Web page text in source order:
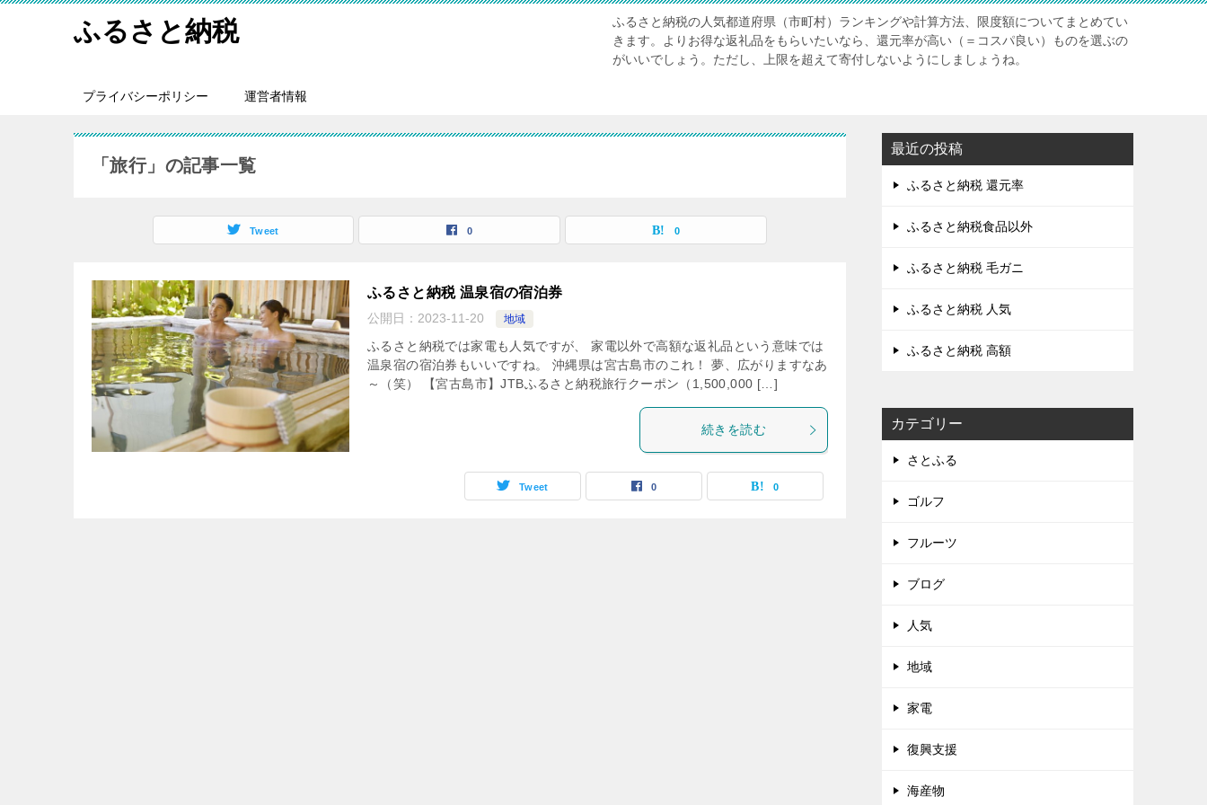
ふるさと納税
ふるさと納税の人気都道府県（市町村）ランキングや計算方法、限度額についてまとめてい
きます。よりお得な返礼品をもらいたいなら、還元率が高い（＝コスパ良い）ものを選ぶの
がいいでしょう。ただし、上限を超えて寄付しないようにしましょうね。
プライバシーポリシー 運営者情報
「旅行」の記事一覧
Tweet 0 0
ふるさと納税 温泉宿の宿泊券
公開日： 2023-11-20 地域
ふるさと納税では家電も人気ですが、 家電以外で高額な返礼品という意味では
温泉宿の宿泊券もいいですね。 沖縄県は宮古島市のこれ！ 夢、広がりますなあ
～（笑） 【宮古島市】JTBふるさと納税旅行クーポン（1,500,000 […]
続きを読む
Tweet 0 0
最近の投稿
ふるさと納税 還元率
ふるさと納税食品以外
ふるさと納税 毛ガニ
ふるさと納税 人気
ふるさと納税 高額
カテゴリー
さとふる
ゴルフ
フルーツ
ブログ
人気
地域
家電
復興支援
海産物